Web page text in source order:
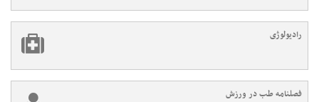
رادیولوژی
فصلنامه طب در ورزش